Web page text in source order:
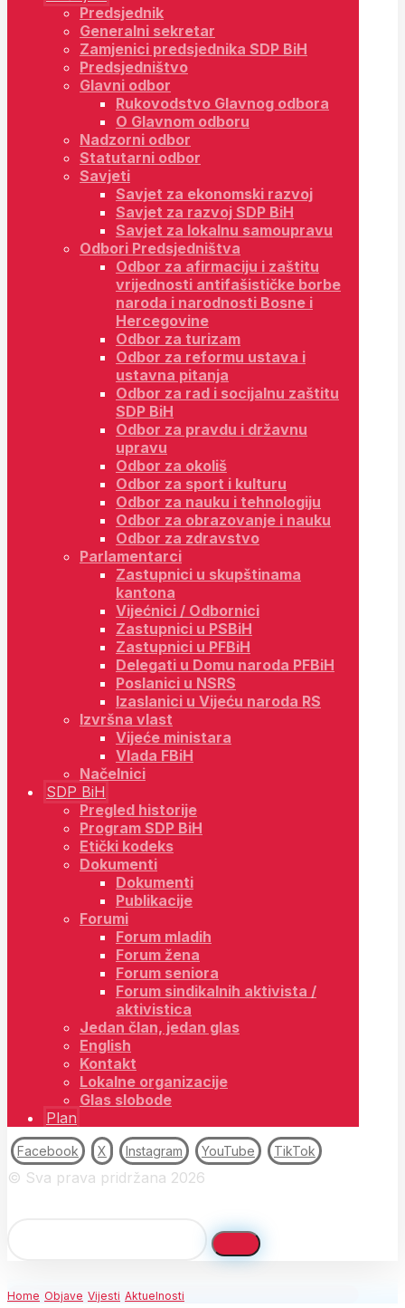
Predsjednik
Generalni sekretar
Zamjenici predsjednika SDP BiH
Predsjedništvo
Glavni odbor
Rukovodstvo Glavnog odbora
O Glavnom odboru
Nadzorni odbor
Statutarni odbor
Savjeti
Savjet za ekonomski razvoj
Savjet za razvoj SDP BiH
Savjet za lokalnu samoupravu
Odbori Predsjedništva
Odbor za afirmaciju i zaštitu
vrijednosti antifašističke borbe
naroda i narodnosti Bosne i
Hercegovine
Odbor za turizam
Odbor za reformu ustava i
ustavna pitanja
Odbor za rad i socijalnu zaštitu
SDP BiH
Odbor za pravdu i državnu
upravu
Odbor za okoliš
Odbor za sport i kulturu
Odbor za nauku i tehnologiju
Odbor za obrazovanje i nauku
Odbor za zdravstvo
Parlamentarci
Zastupnici u skupštinama
kantona
Vijećnici / Odbornici
Zastupnici u PSBiH
Zastupnici u PFBiH
Delegati u Domu naroda PFBiH
Poslanici u NSRS
Izaslanici u Vijeću naroda RS
Izvršna vlast
Vijeće ministara
Vlada FBiH
Načelnici
SDP BiH
Pregled historije
Program SDP BiH
Etički kodeks
Dokumenti
Dokumenti
Publikacije
Forumi
Forum mladih
Forum žena
Forum seniora
Forum sindikalnih aktivista /
aktivistica
Jedan član, jedan glas
English
Kontakt
Lokalne organizacije
Glas slobode
Plan
Facebook X Instagram YouTube TikTok
© Sva prava pridržana 2026
Home Objave Vijesti Aktuelnosti